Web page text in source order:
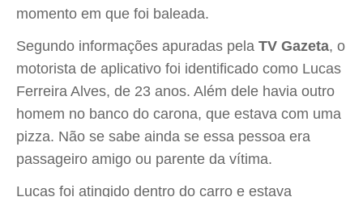
momento em que foi baleada.
Segundo informações apuradas pela TV Gazeta, o
motorista de aplicativo foi identificado como Lucas
Ferreira Alves, de 23 anos. Além dele havia outro
homem no banco do carona, que estava com uma
pizza. Não se sabe ainda se essa pessoa era
passageiro amigo ou parente da vítima.
Lucas foi atingido dentro do carro e estava